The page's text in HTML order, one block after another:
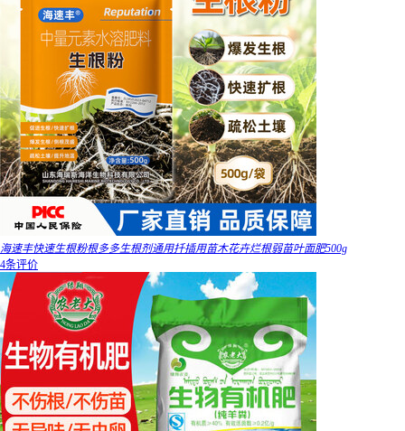
海速丰快速生根粉根多多生根剂通用扦插用苗木花卉烂根弱苗叶面肥500g
4条评价